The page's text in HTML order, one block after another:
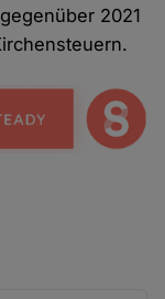
gegenüber 2021